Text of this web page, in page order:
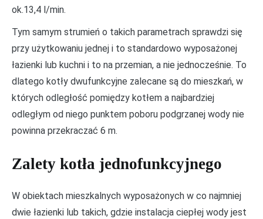
ok.13,4 l/min.
Tym samym strumień o takich parametrach sprawdzi się
przy użytkowaniu jednej i to standardowo wyposażonej
łazienki lub kuchni i to na przemian, a nie jednocześnie. To
dlatego kotły dwufunkcyjne zalecane są do mieszkań, w
których odległość pomiędzy kotłem a najbardziej
odległym od niego punktem poboru podgrzanej wody nie
powinna przekraczać 6 m.
Zalety kotła jednofunkcyjnego
W obiektach mieszkalnych wyposażonych w co najmniej
dwie łazienki lub takich, gdzie instalacja ciepłej wody jest